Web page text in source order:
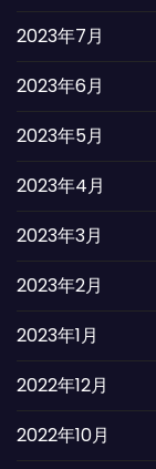
2023年7月
2023年6月
2023年5月
2023年4月
2023年3月
2023年2月
2023年1月
2022年12月
2022年10月